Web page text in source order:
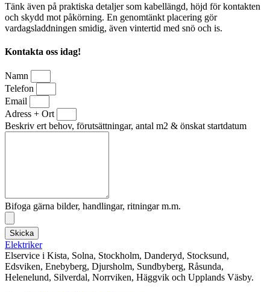
Tänk även på praktiska detaljer som kabellängd, höjd för kontakten
och skydd mot påkörning. En genomtänkt placering gör
vardagsladdningen smidig, även vintertid med snö och is.
Kontakta oss idag!
Namn
Telefon
Email
Adress + Ort
Beskriv ert behov, förutsättningar, antal m2 & önskat startdatum
Bifoga gärna bilder, handlingar, ritningar m.m.
Skicka
Elektriker
Elservice i Kista, Solna, Stockholm, Danderyd, Stocksund,
Edsviken, Enebyberg, Djursholm, Sundbyberg, Råsunda,
Helenelund, Silverdal, Norrviken, Häggvik och Upplands Väsby.